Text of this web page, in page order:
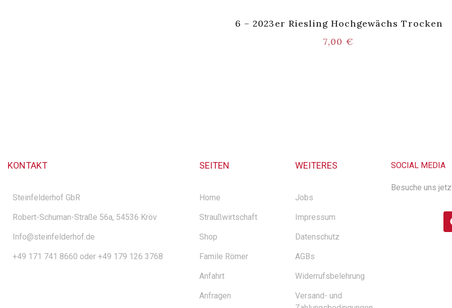
6 – 2023er Riesling Hochgewächs Trocken
7,00€
KONTAKT
Steinfelderhof GbR
Robert-Schuman-Straße 56a, 54536 Kröv
Info@steinfelderhof.de
+49 171 741 8660 oder +49 179 126 3768
SEITEN
Home
Straußwirtschaft
Shop
Famile Römer
Anfahrt
Anfragen
WEITERES
Jobs
Impressum
Datenschutz
AGBs
Widerrufsbelehrung
Versand- und
SOCIAL MEDIA
Besuche uns